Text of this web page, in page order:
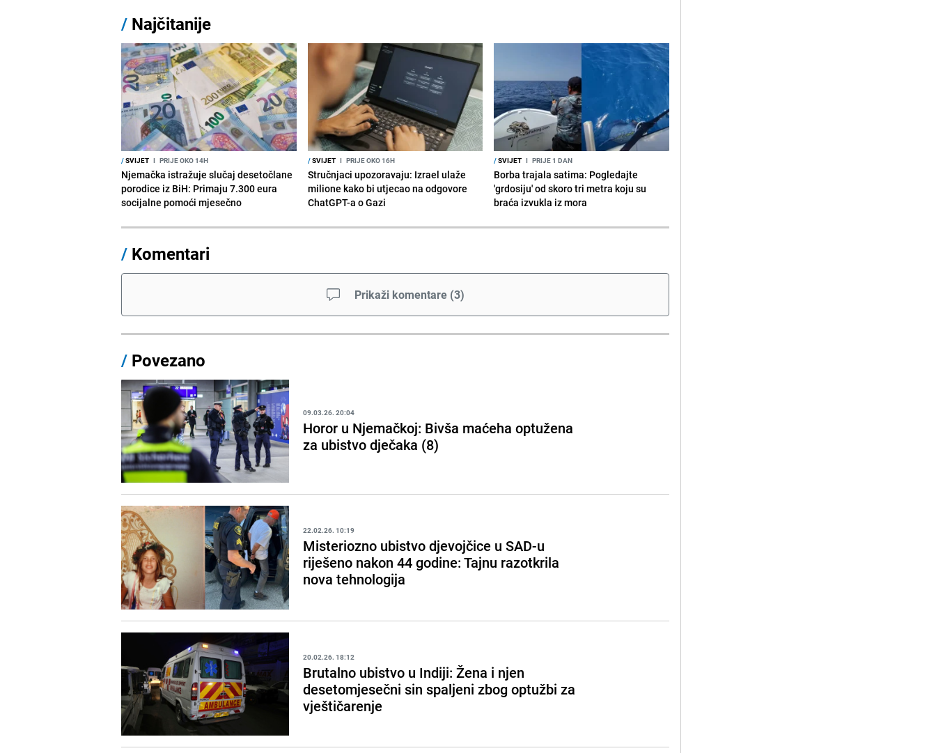
/ Najčitanije
/SVIJET I PRIJE OKO 14H
Njemačka istražuje slučaj desetočlane
porodice iz BiH: Primaju 7.300 eura
socijalne pomoći mjesečno
/SVIJET I PRIJE OKO 16H
Stručnjaci upozoravaju: Izrael ulaže
milione kako bi utjecao na odgovore
ChatGPT-a o Gazi
/SVIJET I PRIJE 1 DAN
Borba trajala satima: Pogledajte
'grdosiju' od skoro tri metra koju su
braća izvukla iz mora
/ Komentari
Prikaži komentare (3)
/ Povezano
09.03.26. 20:04
Horor u Njemačkoj: Bivša maćeha optužena
za ubistvo dječaka (8)
22.02.26. 10:19
Misteriozno ubistvo djevojčice u SAD-u
riješeno nakon 44 godine: Tajnu razotkrila
nova tehnologija
20.02.26. 18:12
Brutalno ubistvo u Indiji: Žena i njen
desetomjesečni sin spaljeni zbog optužbi za
vještičarenje